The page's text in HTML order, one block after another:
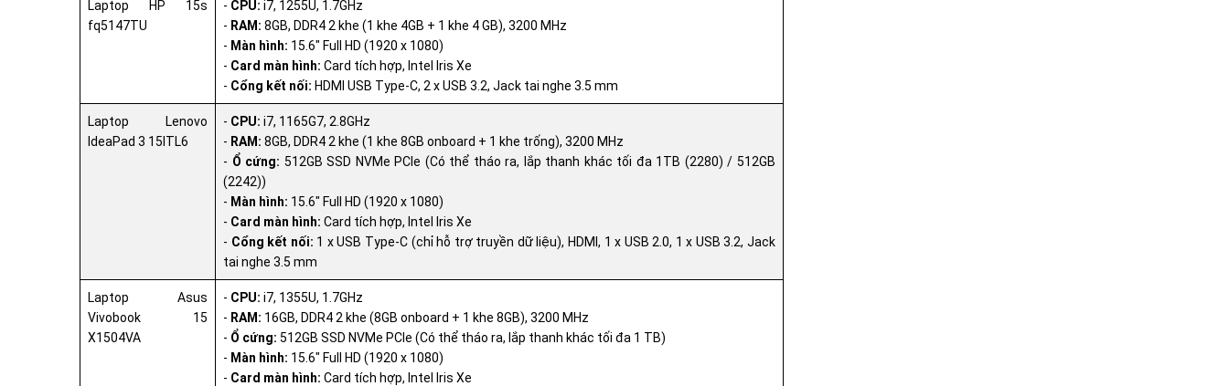
Laptop HP 15s
fq5147TU
- CPU: i7, 1255U, 1.7GHz
- RAM: 8GB, DDR4 2 khe (1 khe 4GB + 1 khe 4 GB), 3200 MHz
- Màn hình: 15.6" Full HD (1920 x 1080)
- Card màn hình: Card tích hợp, Intel Iris Xe
- Cổng kết nối: HDMI USB Type-C, 2 x USB 3.2, Jack tai nghe 3.5 mm
Laptop Lenovo
IdeaPad 3 15ITL6
- CPU: i7, 1165G7, 2.8GHz
- RAM: 8GB, DDR4 2 khe (1 khe 8GB onboard + 1 khe trống), 3200 MHz
- Ổ cứng: 512GB SSD NVMe PCIe (Có thể tháo ra, lắp thanh khác tối đa 1TB (2280) / 512GB
(2242))
- Màn hình: 15.6" Full HD (1920 x 1080)
- Card màn hình: Card tích hợp, Intel Iris Xe
- Cổng kết nối: 1 x USB Type-C (chỉ hỗ trợ truyền dữ liệu), HDMI, 1 x USB 2.0, 1 x USB 3.2, Jack
tai nghe 3.5 mm
Laptop Asus
Vivobook 15
X1504VA
- CPU: i7, 1355U, 1.7GHz
- RAM: 16GB, DDR4 2 khe (8GB onboard + 1 khe 8GB), 3200 MHz
- Ổ cứng: 512GB SSD NVMe PCIe (Có thể tháo ra, lắp thanh khác tối đa 1 TB)
- Màn hình: 15.6" Full HD (1920 x 1080)
- Card màn hình: Card tích hợp, Intel Iris Xe